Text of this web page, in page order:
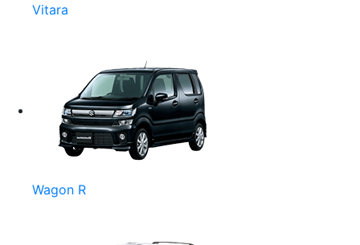
Vitara
Wagon R